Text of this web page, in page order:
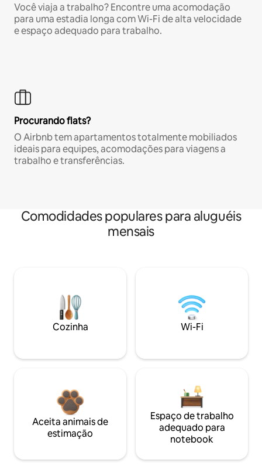
Você viaja a trabalho? Encontre uma acomodação
para uma estadia longa com Wi-Fi de alta velocidade
e espaço adequado para trabalho.
Procurando flats?
O Airbnb tem apartamentos totalmente mobiliados
ideais para equipes, acomodações para viagens a
trabalho e transferências.
Comodidades populares para aluguéis
mensais
Cozinha Wi-Fi
Aceita animais de
estimação
Espaço de trabalho
adequado para
notebook